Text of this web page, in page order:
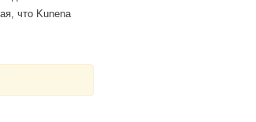
что Kunena